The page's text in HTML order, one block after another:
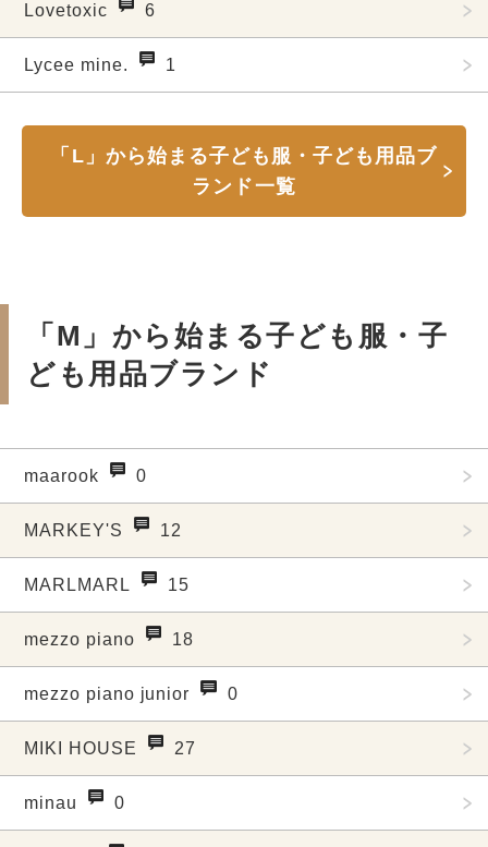
Lovetoxic 6
Lycee mine. 1
「L」から始まる子ども服・子ども用品ブ
ランド一覧
「M」から始まる子ども服・子
ども用品ブランド
maarook 0
MARKEY'S 12
MARLMARL 15
mezzo piano 18
mezzo piano junior 0
MIKI HOUSE 27
minau 0